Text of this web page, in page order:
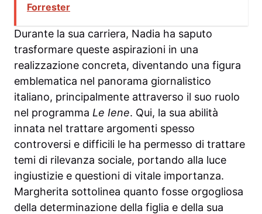
Forrester
Durante la sua carriera, Nadia ha saputo
trasformare queste aspirazioni in una
realizzazione concreta, diventando una figura
emblematica nel panorama giornalistico
italiano, principalmente attraverso il suo ruolo
nel programma Le Iene. Qui, la sua abilità
innata nel trattare argomenti spesso
controversi e difficili le ha permesso di trattare
temi di rilevanza sociale, portando alla luce
ingiustizie e questioni di vitale importanza.
Margherita sottolinea quanto fosse orgogliosa
della determinazione della figlia e della sua